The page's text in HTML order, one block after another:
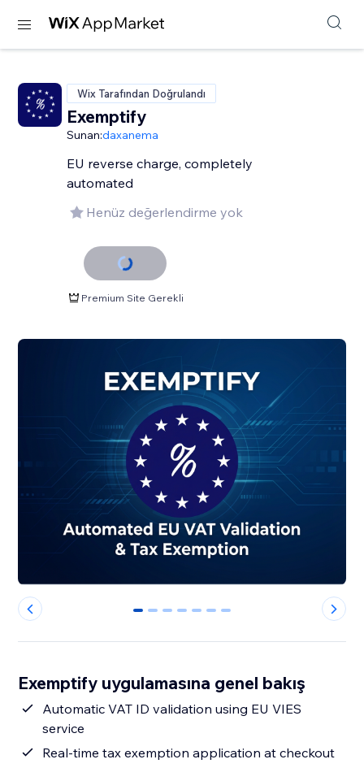
Wix Tarafından Doğrulandı
Exemptify
Sunan:daxanema
EU reverse charge, completely
automated
Henüz değerlendirme yok
Premium Site Gerekli
0 1 2 3 4 5 6
Exemptify uygulamasına genel bakış
Automatic VAT ID validation using EU VIES
service
Real-time tax exemption application at checkout